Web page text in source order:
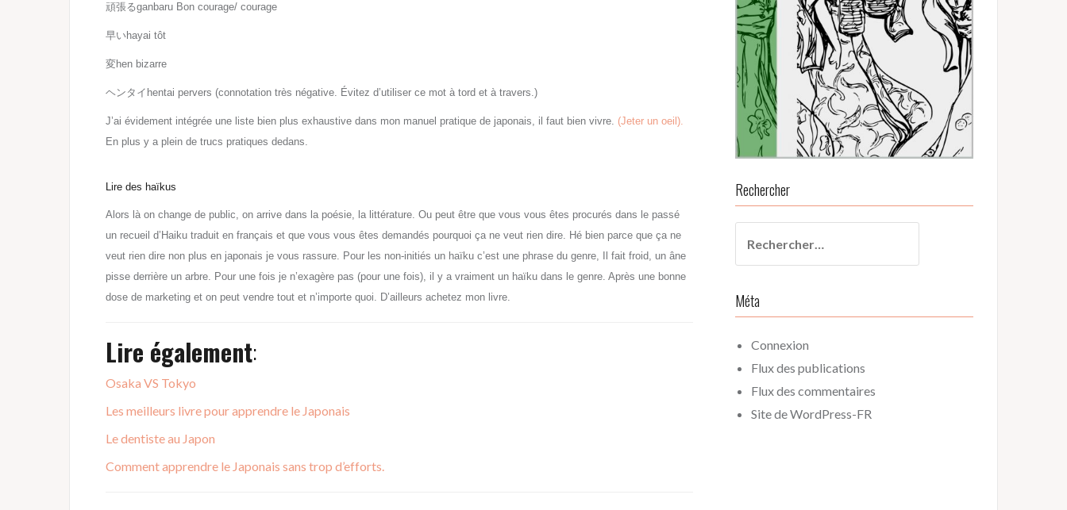
頑張るganbaru Bon courage/ courage
早いhayai tôt
変hen bizarre
ヘンタイ hentai pervers (connotation très négative. Évitez d’utiliser ce mot àtord et àtravers.)
J’ai évidement intégrée une liste bien plus exhaustive dans mon manuel pratique de japonais, il faut bien vivre. (Jeter un oeil).
En plus y a plein de trucs pratiques dedans.
Lire des haïkus
Alors l àon change de public, on arrive dans la poésie, la littérature. Ou peut être que vous vous êtes procurés dans le passé
un recueil d’Haiku traduit en français et que vous vous êtes demandés pourquoi ça ne veut rien dire. Hé bien parce que ça ne
veut rien dire non plus en japonais je vous rassure. Pour les non-initiés un haïku c’est une phrase du genre, Il fait froid, un âne
pisse derrière un arbre. Pour une fois je n’exagère pas (pour une fois), il y a vraiment un haïku dans le genre. Après une bonne
dose de marketing et on peut vendre tout et n’importe quoi. D’ailleurs achetez mon livre.
Lire également:
Osaka VS Tokyo
Les meilleurs livre pour apprendre le Japonais
Le dentiste au Japon
Comment apprendre le Japonais sans trop d’efforts.
Rechercher
Méta
Connexion
Flux des publications
Flux des commentaires
Site de WordPress-FR